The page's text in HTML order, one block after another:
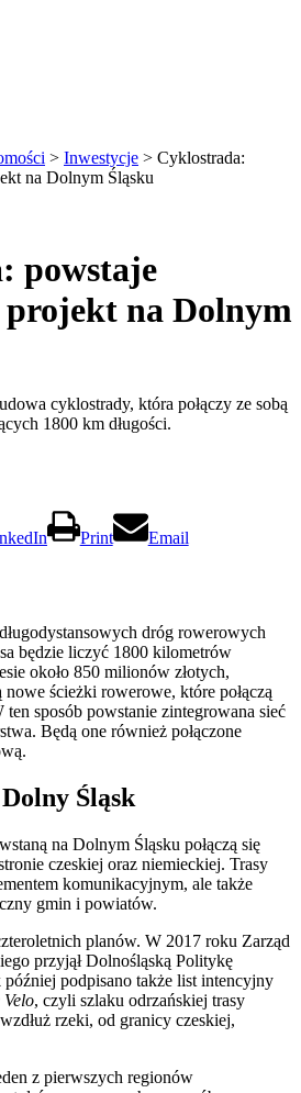
> Inwestycje > Cyklostrada:
na Dolnym Śląsku
powstaje
na Dolnym
cyklostrady, która połączy ze sobą
1800 km długości.
Print Email
dróg rowerowych
będzie liczyć 1800 kilometrów
około 850 milionów złotych,
ścieżki rowerowe, które połączą
ten sposób powstanie zintegrowana sieć
Będą one również połączone
Śląsk
na Dolnym Śląsku połączą się
czeskiej oraz niemieckiej. Trasy
komunikacyjnym, ale także
gmin i powiatów.
planów. W 2017 roku Zarząd
przyjął Dolnośląską Politykę
podpisano także list intencyjny
Velo, czyli szlaku odrzańskiej trasy
rzeki, od granicy czeskiej,
z pierwszych regionów